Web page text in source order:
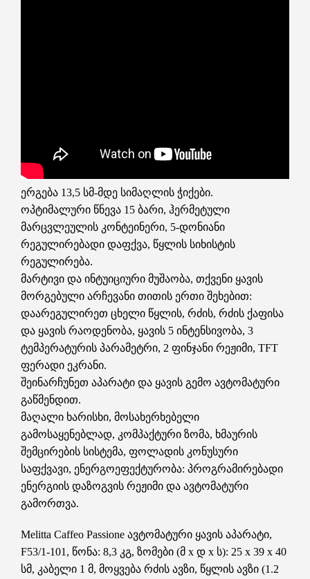
ერგება 13,5 სმ-მდე სიმაღლის ჭიქები.
ოპტიმალური წნევა 15 ბარი, ჰერმეტული
მარცვლეულის კონტეინერი, 5-დონიანი
რეგულირებადი დაფქვა, წყლის სიხისტის
რეგულირება.
მარტივი და ინტუიციური მუშაობა, თქვენი ყავის
მორგებული არჩევანი თითის ერთი შეხებით:
დაარეგულირეთ ცხელი წყლის, რძის, რძის ქაფისა
და ყავის რაოდენობა, ყავის 5 ინტენსივობა, 3
ტემპერატურის პარამეტრი, 2 ფინჯანი რეჟიმი, TFT
ფერადი ეკრანი.
შეინარჩუნეთ აპარატი და ყავის გემო ავტომატური
გაწმენდით.
მაღალი ხარისხი, მოსახერხებელი
გამოსაყენებლად, კომპაქტური ზომა, ხმაურის
შემცირების სისტემა, ფოლადის კონუსური
საფქვავი, ენერგოეფექტურობა: პროგრამირებადი
ენერგიის დაზოგვის რეჟიმი და ავტომატური
გამორთვა.
Melitta Caffeo Passione ავტომატური ყავის აპარატი,
F53/1-101, წონა: 8,3 კგ, ზომები (მ x დ x ს): 25 x 39 x 40
სმ, კაბელი 1 მ, მოყვება რძის ავზი, წყლის ავზი (1.2